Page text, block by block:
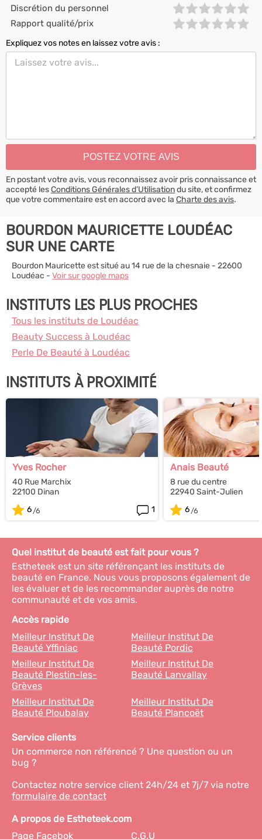
Discrétion du personnel
Rapport qualité/prix
Expliquez vos notes en laissez votre avis :
En postant votre avis, vous reconnaissez avoir pris connaissance et
accepté lesConditions Générales d’Utilisationdu site, et confirmez
que votre commentaire est en accord avec la Charte des avis.
BOURDON MAURICETTE LOUDÉAC
SUR UNE CARTE
Bourdon Mauricette est situé au 14 rue de la chesnaie - 22600
Loudéac - Voir sur google maps
INSTITUTS LES PLUS PROCHES
Tous les instituts de Loudéac
Beauty Success à Loudéac
Perle De Beauté à Loudéac
INSTITUTS À PROXIMITÉ
Yves Rocher
40 Rue Marchix
22100 Dinan
6
1
Anais Beauté
8 rue du centre
22940 Saint-Julien
6
Quel institut de beauté est fait pour vous ?
Estheteek est un site référençant les instituts de
beauté en France. Nous vous proposons également de
les évaluer et de les recommander auprès de notre
communauté et de vos amis.
Accès rapide
Meilleur Institut De
Beauté Yffiniac
Meilleur Institut De
Beauté Pordic
Meilleur Institut De
Beauté Plestin-les-
Grèves
Meilleur Institut De
Beauté Lanvallay
Meilleur Institut De
Beauté Ploubalay
Meilleur Institut De
Beauté Plancoët
Service clients
Un commerce non référencé ? Une question ou un
bug ?
Contactez notre service client 24h/24 et 7j/7 via notre
formulaire de contact
A propos de Estheteek.com
Page Facebok
C.G.U